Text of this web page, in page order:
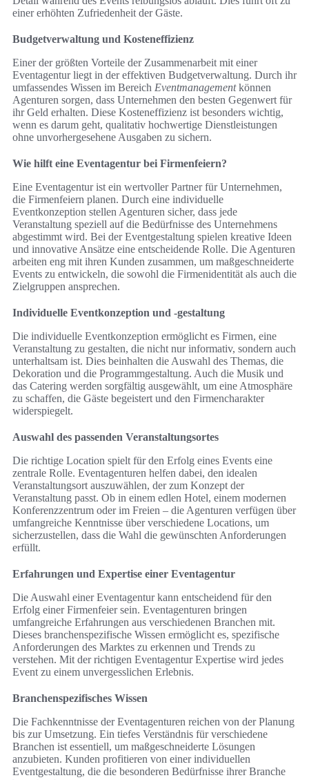
einer erhöhten Zufriedenheit der Gäste.
Budgetverwaltung und Kosteneffizienz
Einer der größten Vorteile der Zusammenarbeit mit einer
Eventagentur liegt in der effektiven Budgetverwaltung. Durch ihr
umfassendes Wissen im Bereich Eventmanagementkönnen
Agenturen sorgen, dass Unternehmen den besten Gegenwert für
ihr Geld erhalten. Diese Kosteneffizienz ist besonders wichtig,
wenn es darum geht, qualitativ hochwertige Dienstleistungen
ohne unvorhergesehene Ausgaben zu sichern.
Wie hilft eine Eventagentur bei Firmenfeiern?
Eine Eventagentur ist ein wertvoller Partner für Unternehmen,
die Firmenfeiern planen. Durch eine individuelle
Eventkonzeption stellen Agenturen sicher, dass jede
Veranstaltung speziell auf die Bedürfnisse des Unternehmens
abgestimmt wird. Bei der Eventgestaltung spielen kreative Ideen
und innovative Ansätze eine entscheidende Rolle. Die Agenturen
arbeiten eng mit ihren Kunden zusammen, um maßgeschneiderte
Events zu entwickeln, die sowohl die Firmenidentität als auch die
Zielgruppen ansprechen.
Individuelle Eventkonzeption und -gestaltung
Die individuelle Eventkonzeption ermöglicht es Firmen, eine
Veranstaltung zu gestalten, die nicht nur informativ, sondern auch
unterhaltsam ist. Dies beinhalten die Auswahl des Themas, die
Dekoration und die Programmgestaltung. Auch die Musik und
das Catering werden sorgfältig ausgewählt, um eine Atmosphäre
zu schaffen, die Gäste begeistert und den Firmencharakter
widerspiegelt.
Auswahl des passenden Veranstaltungsortes
Die richtige Location spielt für den Erfolg eines Events eine
zentrale Rolle. Eventagenturen helfen dabei, den idealen
Veranstaltungsort auszuwählen, der zum Konzept der
Veranstaltung passt. Ob in einem edlen Hotel, einem modernen
Konferenzzentrum oder im Freien – die Agenturen verfügen über
umfangreiche Kenntnisse über verschiedene Locations, um
sicherzustellen, dass die Wahl die gewünschten Anforderungen
erfüllt.
Erfahrungen und Expertise einer Eventagentur
Die Auswahl einer Eventagentur kann entscheidend für den
Erfolg einer Firmenfeier sein. Eventagenturen bringen
umfangreiche Erfahrungen aus verschiedenen Branchen mit.
Dieses branchenspezifische Wissen ermöglicht es, spezifische
Anforderungen des Marktes zu erkennen und Trends zu
verstehen. Mit der richtigen Eventagentur Expertise wird jedes
Event zu einem unvergesslichen Erlebnis.
Branchenspezifisches Wissen
Die Fachkenntnisse der Eventagenturen reichen von der Planung
bis zur Umsetzung. Ein tiefes Verständnis für verschiedene
Branchen ist essentiell, um maßgeschneiderte Lösungen
anzubieten. Kunden profitieren von einer individuellen
Eventgestaltung, die die besonderen Bedürfnisse ihrer Branche